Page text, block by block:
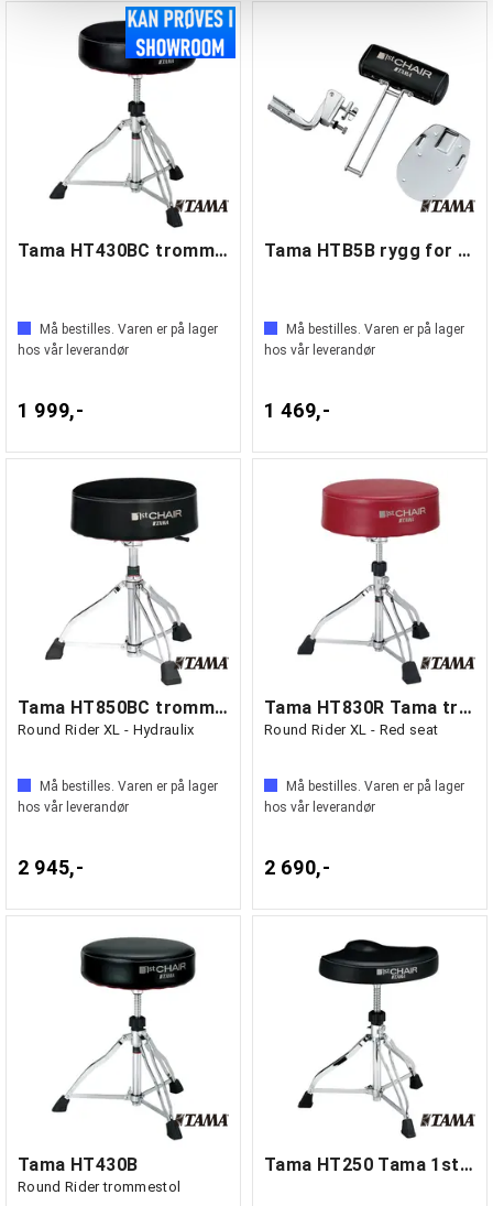
Tama HT430BC trommestol
Må bestilles. Varen er på lager
hos vår leverandør
1 999,-
Tama HTB5B rygg for trommestol
Må bestilles. Varen er på lager
hos vår leverandør
1 469,-
Tama HT850BC trommestol
Round Rider XL - Hydraulix
Må bestilles. Varen er på lager
hos vår leverandør
2 945,-
Tama HT830R Tama trommestol
Round Rider XL - Red seat
Må bestilles. Varen er på lager
hos vår leverandør
2 690,-
Tama HT430B
Round Rider trommestol
Tama HT250 Tama 1st Chair Saddle seat